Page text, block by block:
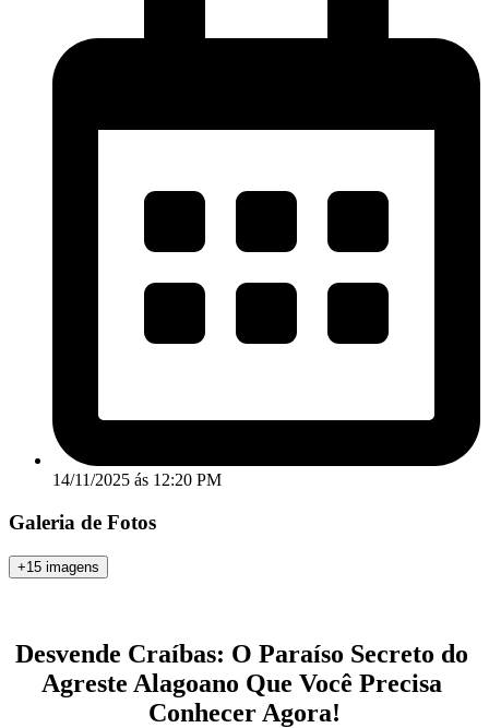
14/11/2025 ás 12:20 PM
Galeria de Fotos
+15 imagens
Desvende Craíbas: O Paraíso Secreto do
Agreste Alagoano Que Você Precisa
Conhecer Agora!